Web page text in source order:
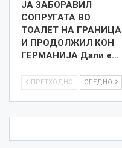
ЈА ЗАБОРАВИЛ
СОПРУГАТА ВО
ТОАЛЕТ НА ГРАНИЦА
И ПРОДОЛЖИЛ КОН
ГЕРМАНИЈА Дали е…
ПРЕТХОДНО СЛЕДНО